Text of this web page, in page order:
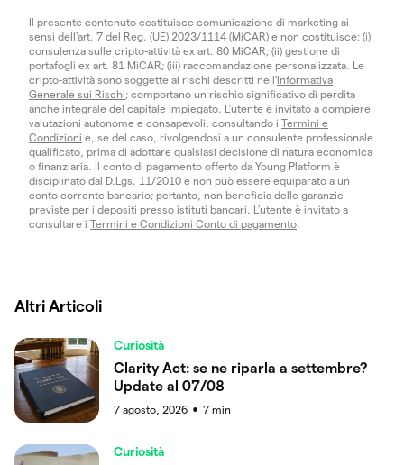
Il presente contenuto costituisce comunicazione di marketing ai
sensi dell'art. 7 del Reg. (UE) 2023/1114 (MiCAR) e non costituisce: (i)
consulenza sulle cripto-attività ex art. 80 MiCAR; (ii) gestione di
portafogli ex art. 81 MiCAR; (iii) raccomandazione personalizzata. Le
cripto-attività sono soggette ai rischi descritti nell'Informativa
Generale sui Rischi; comportano un rischio significativo di perdita
anche integrale del capitale impiegato. L’utente è invitato a compiere
valutazioni autonome e consapevoli, consultando i Termini e
Condizioni e, se del caso, rivolgendosi a un consulente professionale
qualificato, prima di adottare qualsiasi decisione di natura economica
o finanziaria. Il conto di pagamento offerto da Young Platform è
disciplinato dal D.Lgs. 11/2010 e non può essere equiparato a un
conto corrente bancario; pertanto, non beneficia delle garanzie
previste per i depositi presso istituti bancari. L’utente è invitato a
consultare i Termini e Condizioni Conto di pagamento.
Altri Articoli
Curiosità
Clarity Act: se ne riparla a settembre?
Update al 07/08
7 agosto, 2026 ● 7 min
Curiosità